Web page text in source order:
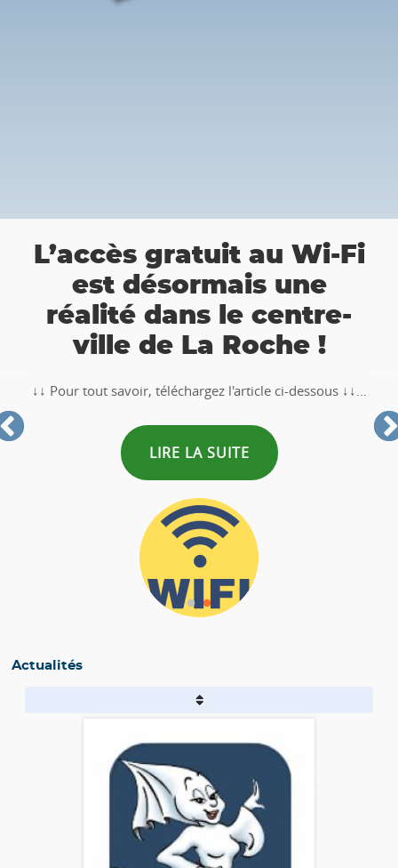
L’accès gratuit au Wi-Fi
est désormais une
réalité dans le centre-
ville de La Roche !
↓↓ Pour tout savoir, téléchargez l'article ci-dessous ↓↓...
LIRE LA SUITE
Actualités